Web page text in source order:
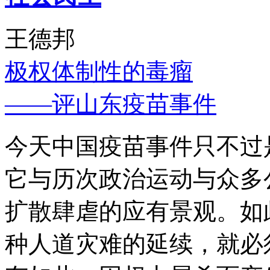
王德邦
极权体制性的毒瘤
——评山东疫苗事件
今天中国疫苗事件只不
它与历次政治运动与众
扩散肆虐的应有景观。
种人道灾难的延续，就